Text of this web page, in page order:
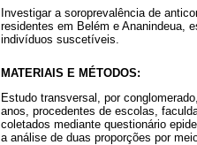
Investigar a soroprevalência de
residentes em Belém e Ananindeua,
indivíduos suscetíveis.
MATERIAIS E MÉTODOS:
Estudo transversal, por
anos, procedentes de escolas,
coletados mediante questionário
a análise de duas proporções por